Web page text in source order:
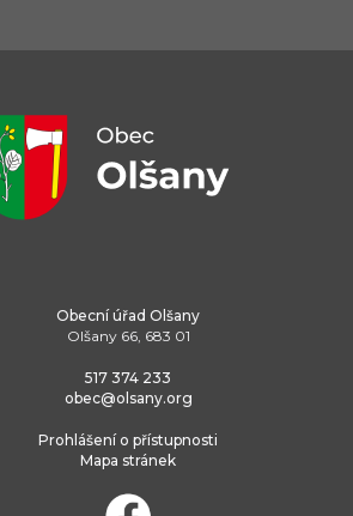
Obecní úřad Olšany
Olšany 66, 683 01
517 374 233
obec@olsany.org
Prohlášení o přístupnosti
Mapa stránek